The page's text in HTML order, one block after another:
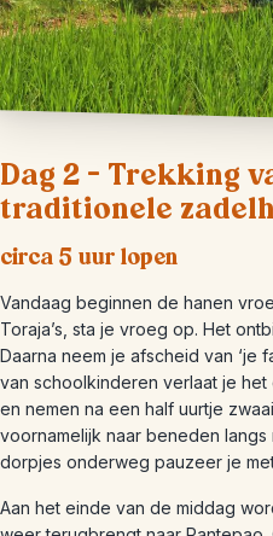
Dag 2 – Trekking
traditionele
circa 5 uur lopen
Vandaag beginnen de hanen
Toraja’s, sta je vroeg op. Het
Daarna neem je afscheid van ‘je
van schoolkinderen verlaat je
en nemen na een half uurtje
voornamelijk naar beneden
dorpjes onderweg pauzeer je
Aan het einde van de middag